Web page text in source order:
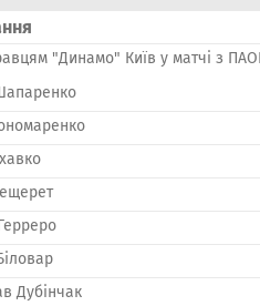
"Динамо" Київ у матчі з
Дубінчак